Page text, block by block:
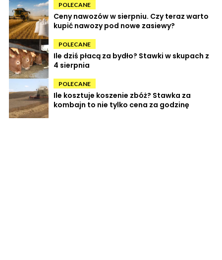
POLECANE
Ceny nawozów w sierpniu. Czy teraz warto
kupić nawozy pod nowe zasiewy?
POLECANE
Ile dziś płacą za bydło? Stawki w skupach z
4 sierpnia
POLECANE
Ile kosztuje koszenie zbóż? Stawka za
kombajn to nie tylko cena za godzinę